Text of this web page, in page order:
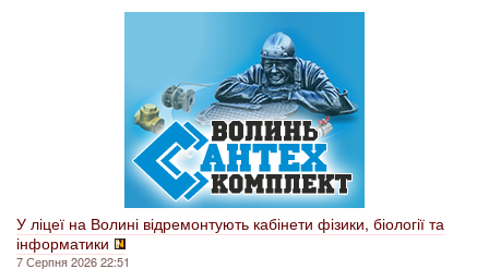
У ліцеї на Волині відремонтують кабінети фізики, біології та
інформатики
7 Серпня 2026 22:51